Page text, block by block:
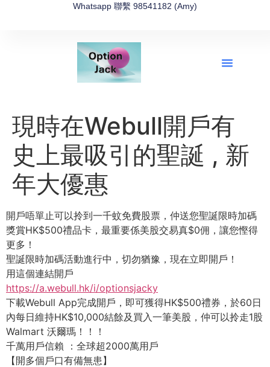
Whatsapp 聯繫 98541182 (Amy)
現時在Webull開戶有
史上最吸引的聖誕 , 新
年大優惠
開戶唔單止可以拎到一千蚊免費股票， 仲送您聖誕限時加碼
獎賞HK$500禮品卡， 最重要係美股交易真$0佣，讓您慳得
更多！
聖誕限時加碼活動進行中，切勿猶豫，現在立即開戶！
用這個連結開戶
https://a.webull.hk/i/optionsjacky
下載Webull App完成開戶，即可獲得HK$500禮券， 於60日
內每日維持HK$10,000結餘及買入一筆美股， 仲可以拎走1股
Walmart 沃爾瑪！！！
千萬用戶信賴 ：全球超2000萬用戶
【開多個戶口有備無患】